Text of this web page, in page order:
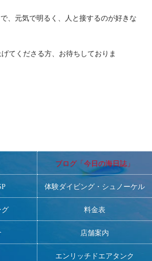
、元気で明るく、人と接するのが好きな
てくださる方、お待ちしておりま
ブログ「今日の海日誌」
体験ダイビング・シュノーケル
グ 料金表
店舗案内
エンリッチドエアタンク